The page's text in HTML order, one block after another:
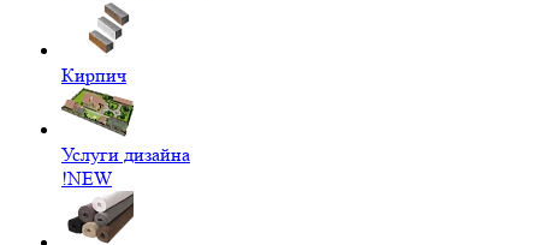
Кирпич
Услуги дизайна
!NEW